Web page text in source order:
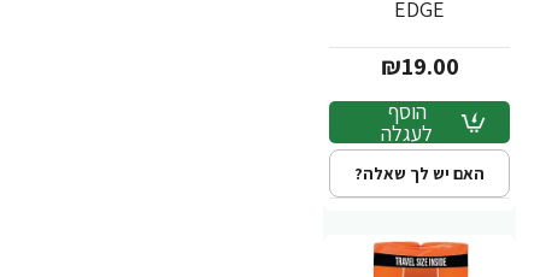
EDGE
₪19.00
הוסף
לעגלה
האם יש לך שאלה?